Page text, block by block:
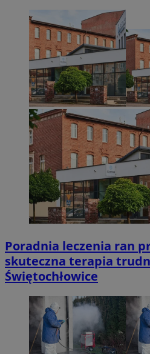
Poradnia leczenia ran
skuteczna terapia
Świętochłowice